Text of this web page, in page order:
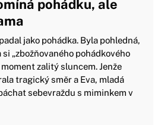
pohádku, ale
jako pohádka. Byla pohledná,
„zbožňovaného pohádkového
zalitý sluncem. Jenže
tragický směr a Eva, mladá
sebevraždu s miminkem v